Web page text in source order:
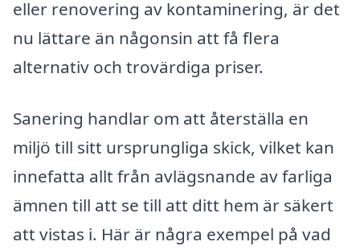
eller renovering av kontaminering, är det
nu lättare än någonsin att få flera
alternativ och trovärdiga priser.
Sanering handlar om att återställa en
miljö till sitt ursprungliga skick, vilket kan
innefatta allt från avlägsnande av farliga
ämnen till att se till att ditt hem är säkert
att vistas i. Här är några exempel på vad